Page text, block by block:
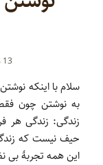
13 مهر 1400
سلام با اینکه
به نوشتن چون
زندگی: زندگی هر
حیف نیست که
این همه تجربۀ بی